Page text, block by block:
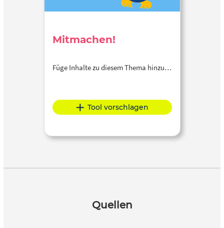
Mitmachen!
Füge Inhalte zu diesem Thema hinzu…
Tool vorschlagen
Quellen